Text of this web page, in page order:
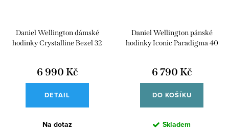
Daniel Wellington dámské
hodinky Crystalline Bezel 32
6 990 Kč
DETAIL
Na dotaz
Daniel Wellington pánské
hodinky Iconic Paradigma 40
6 790 Kč
DO KOŠÍKU
Skladem